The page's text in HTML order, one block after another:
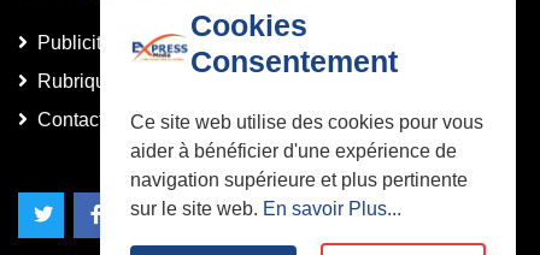
Cookies
Consentement
Ce site web utilise des cookies pour vous
aider à bénéficier d'une expérience de
navigation supérieure et plus pertinente
sur le site web. En savoir Plus...
Publicités et Annonces
Rubriques
Contact